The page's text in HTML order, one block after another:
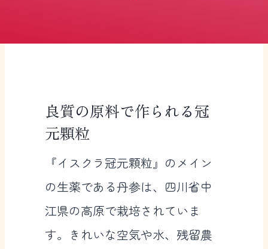
良質の原料で作られる冠
元顆粒
『イスクラ冠元顆粒』のメイン
の生薬である丹参は、四川省中
江県の高原で栽培されていま
す。きれいな空気や水、残留農